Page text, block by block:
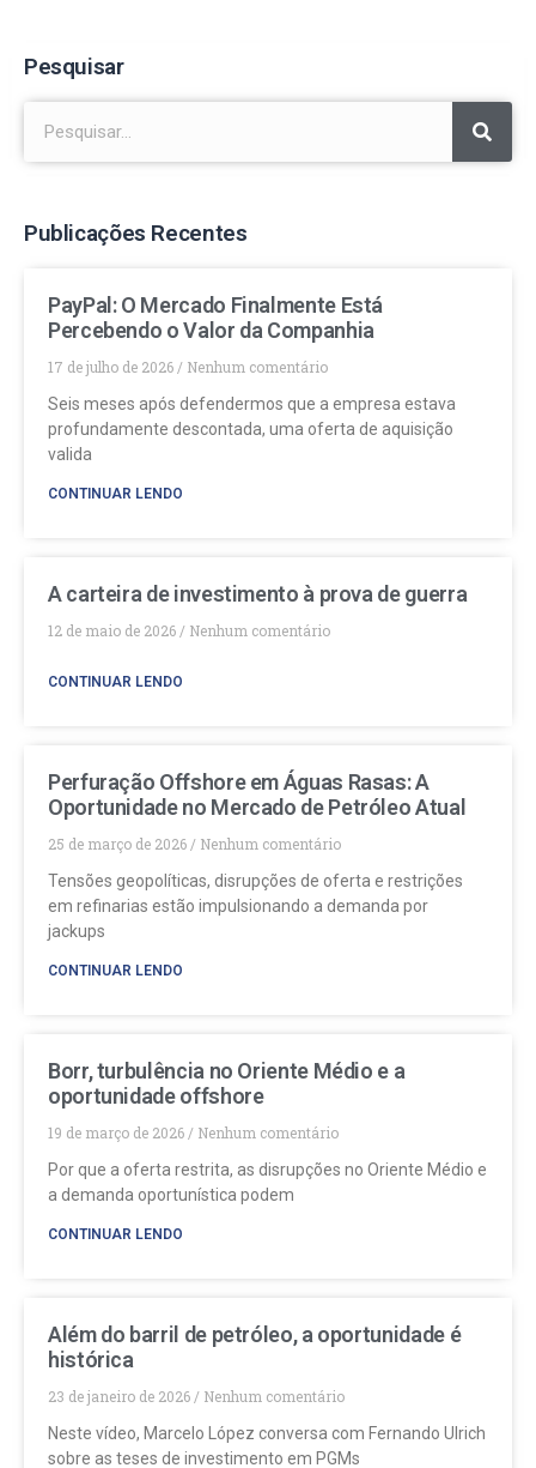
Pesquisar
Publicações Recentes
PayPal: O Mercado Finalmente Está
Percebendo o Valor da Companhia
17 de julho de 2026
Nenhum comentário
Seis meses após defendermos que a empresa estava
profundamente descontada, uma oferta de aquisição
valida
CONTINUAR LENDO
A carteira de investimento à prova de guerra
12 de maio de 2026 Nenhum comentário
CONTINUAR LENDO
Perfuração Offshore em Águas Rasas: A
Oportunidade no Mercado de Petróleo Atual
25 de março de 2026
Nenhum comentário
Tensões geopolíticas, disrupções de oferta e restrições
em refinarias estão impulsionando a demanda por
jackups
CONTINUAR LENDO
Borr, turbulência no Oriente Médio e a
oportunidade offshore
19 de março de 2026
Nenhum comentário
Por que a oferta restrita, as disrupções no Oriente Médio e
a demanda oportunística podem
CONTINUAR LENDO
Além do barril de petróleo, a oportunidade é
histórica
23 de janeiro de 2026
Nenhum comentário
Neste vídeo, Marcelo López conversa com Fernando Ulrich
sobre as teses de investimento em PGMs